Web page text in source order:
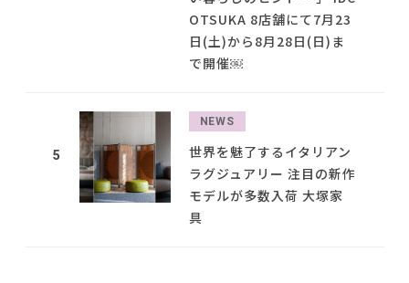
OTSUKA 8店舗にて7月23
日(土)から8月28日(日)ま
で開催￼
5
NEWS
世界を魅了するイタリアン
ラグジュアリー 注目の新作
モデルが多数入荷 大塚家
具